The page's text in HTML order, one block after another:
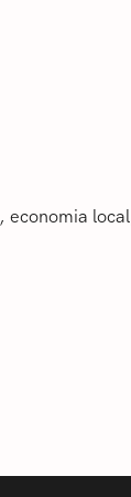
economia local